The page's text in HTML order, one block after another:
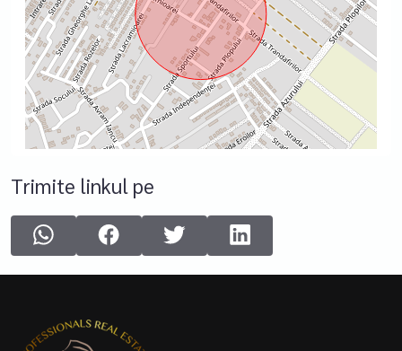
Trimite linkul pe